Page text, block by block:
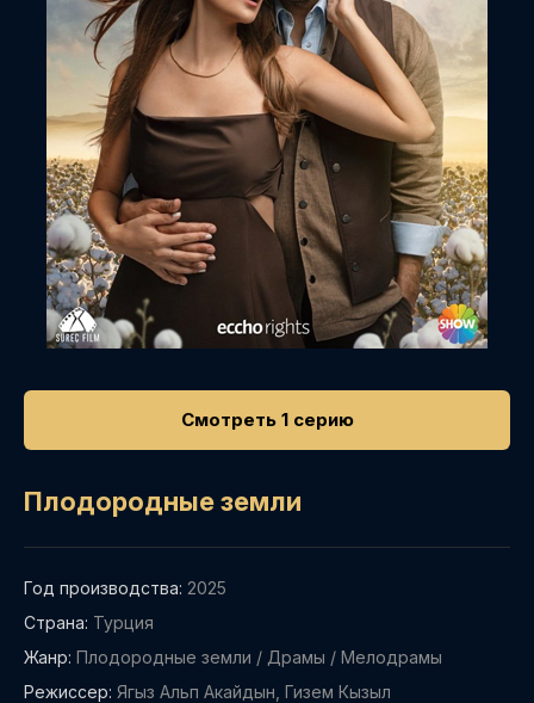
Смотреть 1 серию
Плодородные земли
Год производства: 2025
Страна: Турция
Жанр: Плодородные земли / Драмы / Мелодрамы
Режиссер: Ягыз Альп Акайдын, Гизем Кызыл